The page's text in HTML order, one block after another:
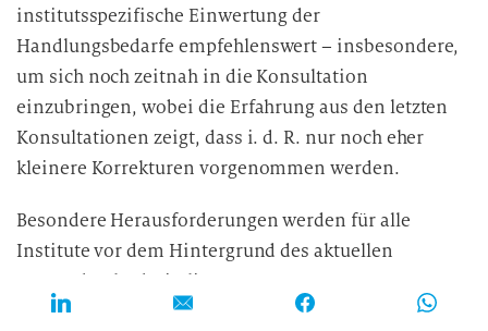
institutsspezifische Einwertung der
Handlungsbedarfe empfehlenswert – insbesondere,
um sich noch zeitnah in die Konsultation
einzubringen, wobei die Erfahrung aus den letzten
Konsultationen zeigt, dass i. d. R. nur noch eher
kleinere Korrekturen vorgenommen werden.
Besondere Herausforderungen werden für alle
Institute vor dem Hintergrund des aktuellen
Kostendrucks darin liegen, angemessene,
prüfungssichere und institutsspezifische Lösungen